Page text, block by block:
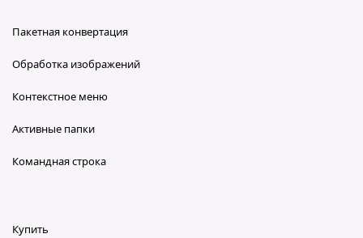
Пакетная конвертация
Обработка изображений
Контекстное меню
Активные папки
Командная строка
Купить